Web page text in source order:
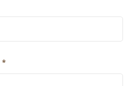
*